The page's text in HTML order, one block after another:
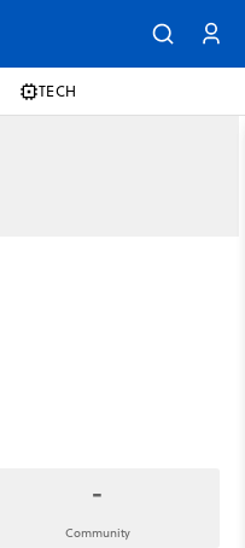
TECH
-
Community